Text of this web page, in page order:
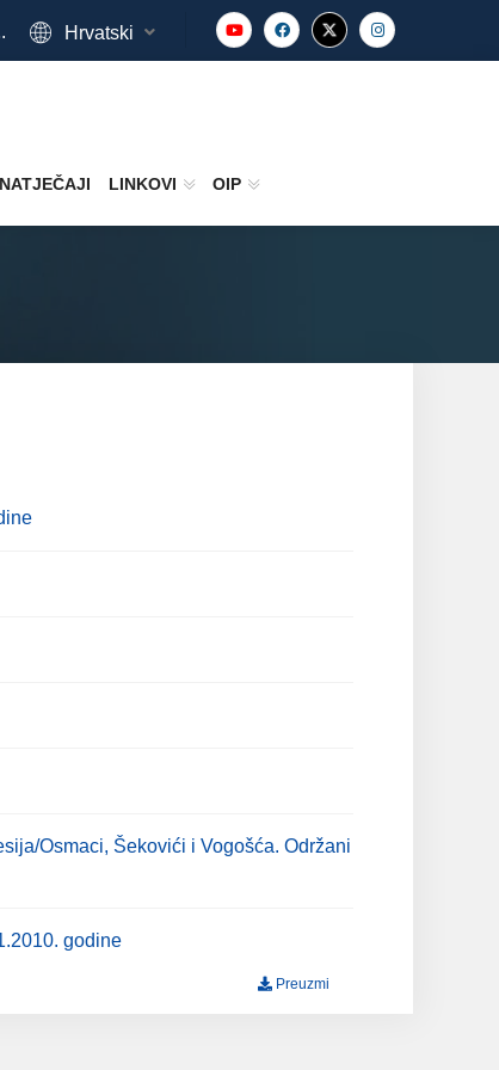
Hrvatski
LINKOVI OIP
Osmaci, Šekovići i Vogošća. Održani
godine
Preuzmi